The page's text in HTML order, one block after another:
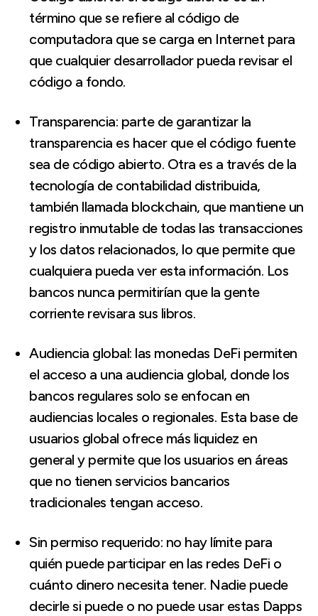
término que se refiere al código de
computadora que se carga en Internet para
que cualquier desarrollador pueda revisar el
código a fondo.
Transparencia: parte de garantizar la
transparencia es hacer que el código fuente
sea de código abierto. Otra es a través de la
tecnología de contabilidad distribuida,
también llamada blockchain, que mantiene un
registro inmutable de todas las transacciones
y los datos relacionados, lo que permite que
cualquiera pueda ver esta información. Los
bancos nunca permitirían que la gente
corriente revisara sus libros.
Audiencia global: las monedas DeFi permiten
el acceso a una audiencia global, donde los
bancos regulares solo se enfocan en
audiencias locales o regionales. Esta base de
usuarios global ofrece más liquidez en
general y permite que los usuarios en áreas
que no tienen servicios bancarios
tradicionales tengan acceso.
Sin permiso requerido: no hay límite para
quién puede participar en las redes DeFi o
cuánto dinero necesita tener. Nadie puede
decirle si puede o no puede usar estas Dapps